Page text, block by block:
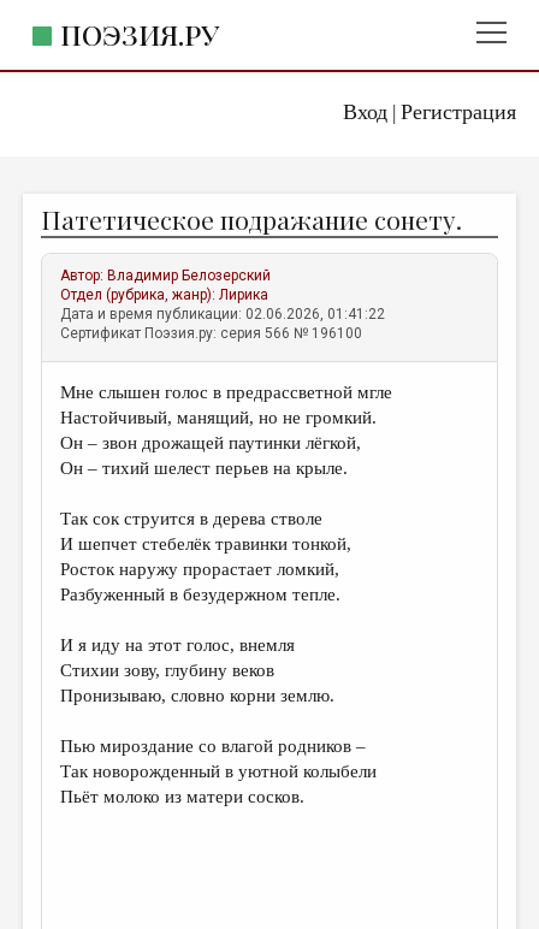
Вход| Регистрация
ПОЭЗИЯ.РУ
ЖАНРЫ
АВТОРЫ
КОММЕНТАРИИ
ЛИТСАЛОН
НОВОСТИ
ПРАВИЛА САЙТА
ИЗБРАННОЕ
ДАЙДЖЕСТ
ПЕРЕВОДЫ
КОНКУРСЫ
ДЕТСКАЯ КОМНАТА
КНИЖНАЯ ПОЛКА
Патетическое подражание сонету.
Автор: Владимир Белозерский
Отдел (рубрика, жанр):Лирика
Дата и время публикации: 02.06.2026, 01:41:22
Сертификат Поэзия.ру: серия 566 № 196100
Мне слышен голос в предрассветной мгле
Настойчивый, манящий, но не громкий.
Он – звон дрожащей паутинки лёгкой,
Он – тихий шелест перьев на крыле.
Так сок струится в дерева стволе
И шепчет стебелёк травинки тонкой,
Росток наружу прорастает ломкий,
Разбуженный в безудержном тепле.
И я иду на этот голос, внемля
Стихии зову, глубину веков
Пронизываю, словно корни землю.
Пью мироздание со влагой родников –
Так новорожденный в уютной колыбели
Пьёт молоко из матери сосков.